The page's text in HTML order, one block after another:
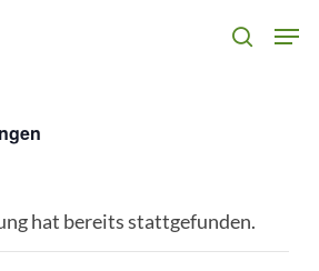
search
hat bereits stattgefunden.